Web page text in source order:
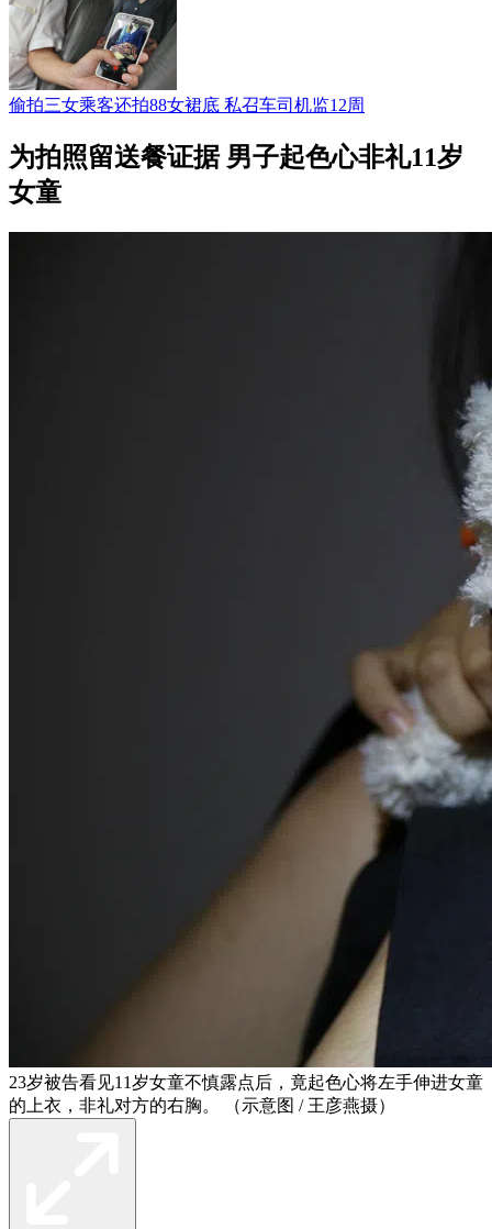
偷拍三女乘客还拍88女裙底 私召车司机监12周
为拍照留送餐证据 男子起色心非礼11岁
女童
23岁被告看见11岁女童不慎露点后，竟起色心将左手伸进女童
的上衣，非礼对方的右胸。 （示意图 / 王彦燕摄）